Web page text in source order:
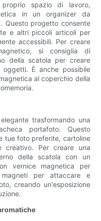
spazio di lavoro,
in un organizer da
Questo progetto consente
e altri piccoli articoli per
accessibili. Per creare
si consiglia di
della scatola per creare
È anche possibile
al coperchio della
trasformando una
portafoto. Questo
tue foto preferite, cartoline
Per creare una
della scatola con un
vernice magnetica per
per attaccare e
creando un'esposizione